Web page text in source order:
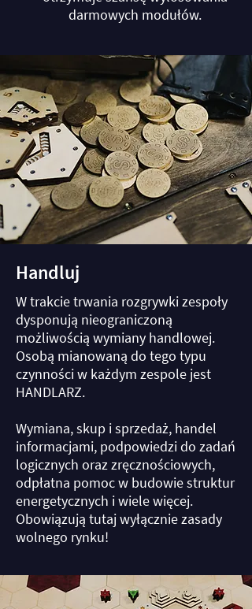
darmowych modułów.
Handluj
W trakcie trwania rozgrywki zespoły
dysponują nieograniczoną
możliwością wymiany handlowej.
Osobą mianowaną do tego typu
czynności w każdym zespole jest
HANDLARZ.
Wymiana, skup i sprzedaż, handel
informacjami, podpowiedzi do zadań
logicznych oraz zręcznościowych,
odpłatna pomoc w budowie struktur
energetycznych i wiele więcej.
Obowiązują tutaj wyłącznie zasady
wolnego rynku!